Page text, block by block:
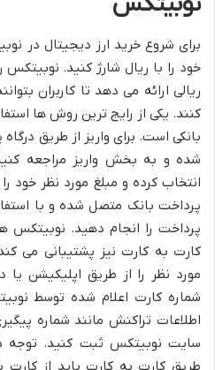
برای شروع خرید ارز دیجیتال در
خود را با ریال شارژ کنید.
ریالی ارائه می دهد تا کاربران
کنند. یکی از رایج ترین روش ها
بانکی است. برای واریز از طریق
شده و به بخش واریز مراجعه
انتخاب کرده و مبلغ مورد نظر خود
پرداخت بانک متصل شده و با
پرداخت را انجام دهید. نوبیتکس
کارت به کارت نیز پشتیبانی می
مورد نظر را از طریق اپلیکیشن یا
شماره کارت اعلام شده توسط
اطلاعات تراکنش مانند شماره
سایت نوبیتکس ثبت کنید. توجه
طریق کارت به کارت باید از کارت